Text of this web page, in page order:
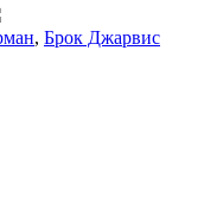
, Брок Джарвис